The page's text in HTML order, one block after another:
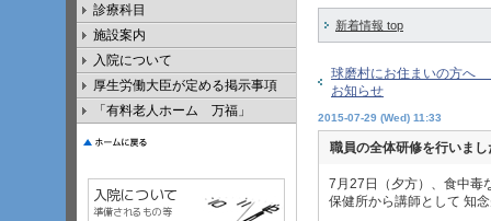
新着情報 top
球磨村にお住まいの方へ
お知らせ
2015-07-29 (Wed) 11:33
職員の全体研修を行いまし
7月27日（夕方）、食中毒
保健所から講師として 知
診療科目
施設案内
入院について
厚生労働大臣が定める掲示事項
「有料老人ホーム 万福」